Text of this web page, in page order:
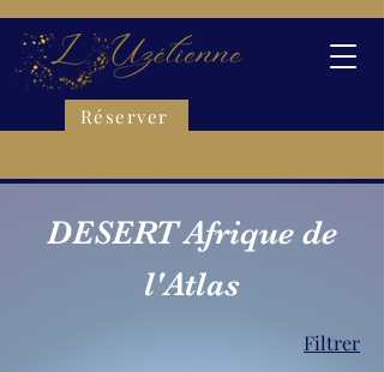
Réserver
DESERT Afrique de
l'Atlas
Filtrer